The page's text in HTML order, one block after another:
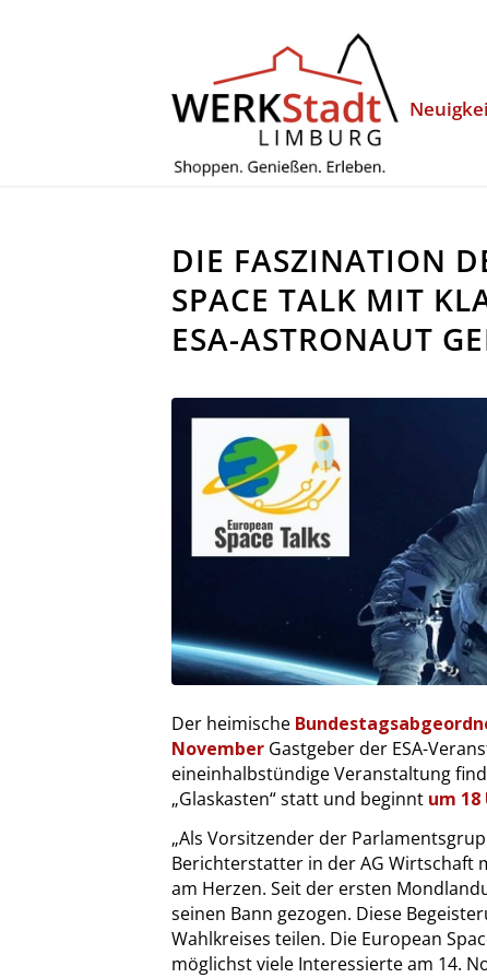
DIE FASZINATION
SPACE TALK MIT
ESA-ASTRONAUT
Der heimische
November Gastgeber der ESA-
eineinhalbstündige Veranstaltung
„Glaskasten“ statt und beginnt um 18
„Als Vorsitzender der
Berichterstatter in der AG Wirtschaft
am Herzen. Seit der ersten
seinen Bann gezogen. Diese
Wahlkreises teilen. Die European
möglichst viele Interessierte am 14.